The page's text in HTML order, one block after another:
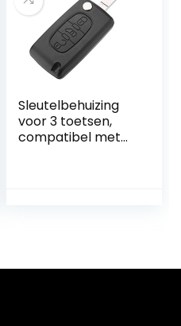
Sleutelbehuizing
voor 3 toetsen,
compatibel met